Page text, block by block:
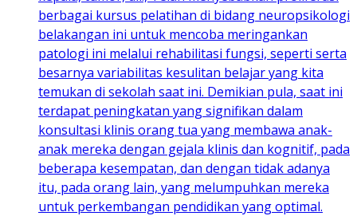
berbagai kursus pelatihan di bidang neuropsikologi
belakangan ini untuk mencoba meringankan
patologi ini melalui rehabilitasi fungsi, seperti serta
besarnya variabilitas kesulitan belajar yang kita
temukan di sekolah saat ini. Demikian pula, saat ini
terdapat peningkatan yang signifikan dalam
konsultasi klinis orang tua yang membawa anak-
anak mereka dengan gejala klinis dan kognitif, pada
beberapa kesempatan, dan dengan tidak adanya
itu, pada orang lain, yang melumpuhkan mereka
untuk perkembangan pendidikan yang optimal.